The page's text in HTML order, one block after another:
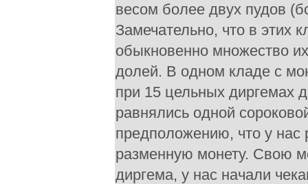
весом более двух пудов
Замечательно, что в этих
обыкновенно множество
долей. В одном кладе с
при 15 цельных диргемах
равнялись одной
предположению, что у
разменную монету. Свою
диргема, у нас начали